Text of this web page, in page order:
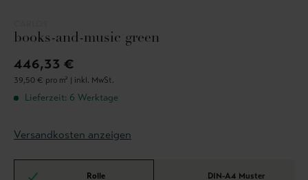
books-and-music green
446,33 €
39,50 € pro m² | inkl. MwSt.
Lieferzeit: 6 Werktage
Versandkosten anzeigen
Rolle DIN-A4 Muster